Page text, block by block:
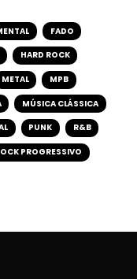
FADO
HARD ROCK
METAL MPB
MÚSICA CLÁSSICA
PUNK R&B
PROGRESSIVO